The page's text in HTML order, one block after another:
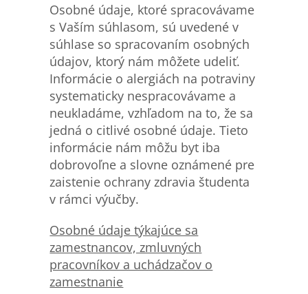
Osobné údaje, ktoré spracovávame
s Vaším súhlasom, sú uvedené v
súhlase so spracovaním osobných
údajov, ktorý nám môžete udeliť.
Informácie o alergiách na potraviny
systematicky nespracovávame a
neukladáme, vzhľadom na to, že sa
jedná o citlivé osobné údaje. Tieto
informácie nám môžu byt iba
dobrovoľne a slovne oznámené pre
zaistenie ochrany zdravia študenta
v rámci výučby.
Osobné údaje týkajúce sa
zamestnancov, zmluvných
pracovníkov a uchádzačov o
zamestnanie